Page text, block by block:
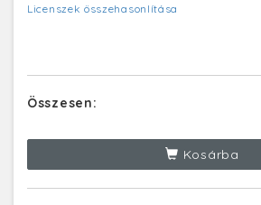
Licenszek összehasonlítása
Összesen:
Kosárba